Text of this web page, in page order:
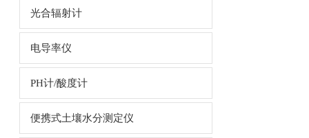
光合辐射计
电导率仪
PH计/酸度计
便携式土壤水分测定仪